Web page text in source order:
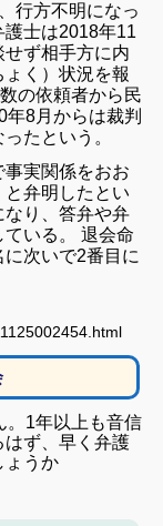
行方不明になっ
士は2018年11
ず相手方に内
く）状況を報
の依頼者から民
8月からは裁判
たという。
実関係をおお
弁明したとい
なり、答弁や弁
いる。 退会命
次いで2番目に
。1年以上も音信
ず、早く弁護
ょうか